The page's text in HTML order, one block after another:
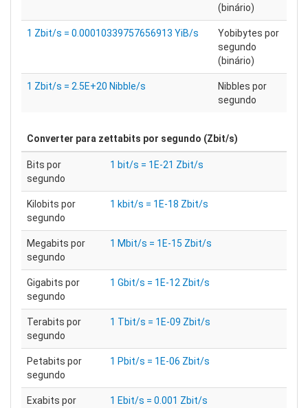
(binário)
1 Zbit/s = 0.00010339757656913 YiB/s
Yobibytes por
segundo
(binário)
1 Zbit/s = 2.5E+20 Nibble/s
Nibbles por
segundo
Converter para zettabits por segundo (Zbit/s)
Bits por
segundo
1 bit/s = 1E-21 Zbit/s
Kilobits por
segundo
1 kbit/s = 1E-18 Zbit/s
Megabits por
segundo
1 Mbit/s = 1E-15 Zbit/s
Gigabits por
segundo
1 Gbit/s = 1E-12 Zbit/s
Terabits por
segundo
1 Tbit/s = 1E-09 Zbit/s
Petabits por
segundo
1 Pbit/s = 1E-06 Zbit/s
Exabits por
1 Ebit/s = 0.001 Zbit/s